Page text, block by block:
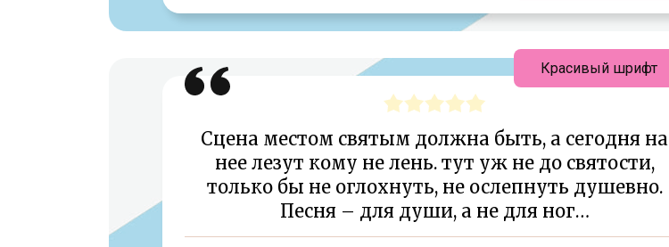
Сцена местом святым должна быть, а сегодня на
нее лезут кому не лень. тут уж не до святости,
только бы не оглохнуть, не ослепнуть душевно.
Песня – для души, а не для ног…
Красивый шрифт